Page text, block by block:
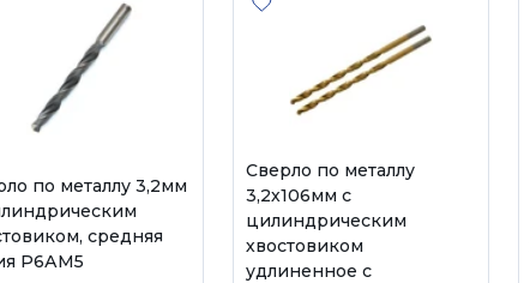
по металлу 3,2мм
средняя
Р6АМ5
Сверло по металлу
3,2х106мм с
цилиндрическим
хвостовиком
удлиненное с